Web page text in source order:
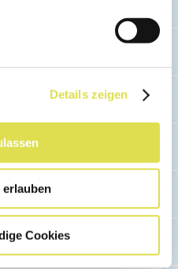
Details zeigen
Cookies
und Pilze
produzieren
oder Einnahme
sind. Besonders